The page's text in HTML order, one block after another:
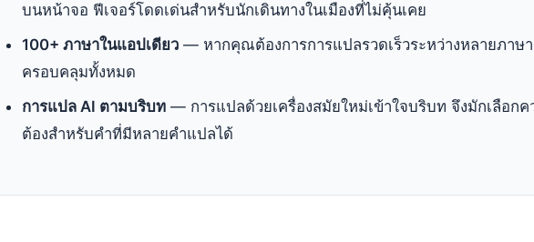
บนหน้าจอ ฟีเจอร์โดดเด่นสำหรับนักเดินทางในเมืองที่ไม่คุ้นเคย
100+ ภาษาในแอปเดียว — หากคุณต้องการการแปลรวดเร็วระหว่างหลายภาษ
ครอบคลุมทั้งหมด
การแปล AI ตามบริบท — การแปลด้วยเครื่องสมัยใหม่เข้าใจบริบท จึงมักเลือก
ต้องสำหรับคำที่มีหลายคำแปลได้